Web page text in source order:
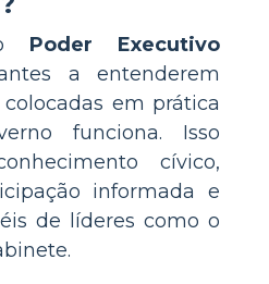
Poder Executivo
a entenderem
em prática
funciona. Isso
cívico,
informada e
de líderes como o